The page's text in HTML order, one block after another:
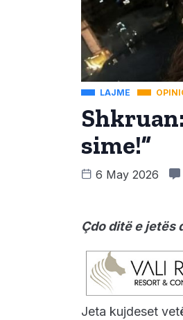
LAJME
sime!”
6 May 2026
Çdo ditë e jetës
Jeta kujdeset